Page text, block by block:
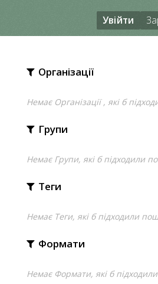
Увійти
Організації
Немає Організації , які б
Групи
Немає Групи, які б підходили
Теги
Немає Теги, які б підходили
Формати
Немає Формати, які б